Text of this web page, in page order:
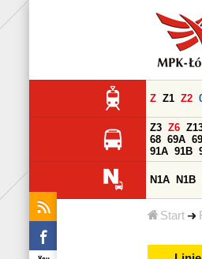
Start
Z Z1 Z2
Z3 Z6
68 69A
91A 91B
N1A N1B